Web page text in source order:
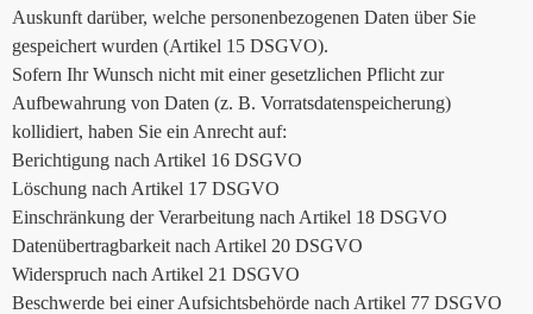
Auskunft darüber, welche personenbezogenen Daten über Sie
gespeichert wurden (Artikel 15 DSGVO).
Sofern Ihr Wunsch nicht mit einer gesetzlichen Pflicht zur
Aufbewahrung von Daten (z. B. Vorratsdatenspeicherung)
kollidiert, haben Sie ein Anrecht auf:
Berichtigung nach Artikel 16 DSGVO
Löschung nach Artikel 17 DSGVO
Einschränkung der Verarbeitung nach Artikel 18 DSGVO
Datenübertragbarkeit nach Artikel 20 DSGVO
Widerspruch nach Artikel 21 DSGVO
Beschwerde bei einer Aufsichtsbehörde nach Artikel 77 DSGVO